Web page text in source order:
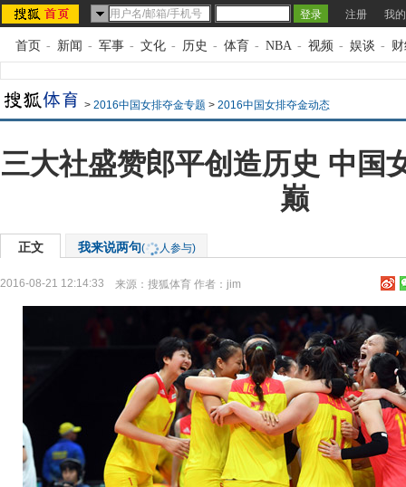
注册 我
首页 - 新闻 - 军事 - 文化 - 历史 - 体育 - NBA - 视频 - 娱谈 -
> 2016中国女排夺金专题 > 2016中国女排夺金动态
三大社盛赞郎平创造历史 中国
巅
正文 我来说两句( 人参与)
2016-08-21 12:14:33 来源： 搜狐体育 作者：jim